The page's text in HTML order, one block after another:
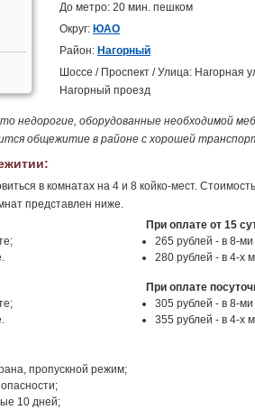
До метро: 20 мин. пешком
Округ: ЮАО
Район: Нагорный
Шоссе / Проспект / Улица: Нагорная
Нагорный проезд
недорогие, оборудованные необходимой
общежитие в районе с хорошей
в комнатах на 4 и 8 койко-мест.
представлен ниже.
При оплате от 15
265 рублей - в 8-
280 рублей - в 4-х
При оплате
305 рублей - в 8-
355 рублей - в 4-х
пропускной режим;
10 дней;